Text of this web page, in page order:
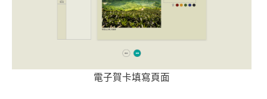
電子賀卡填寫頁面